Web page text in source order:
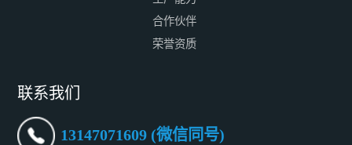
合作伙伴
荣誉资质
联系我们
13147071609 (微信同号)